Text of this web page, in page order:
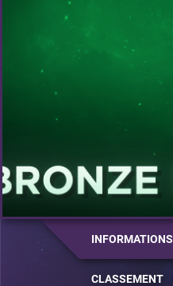
INFORMATIONS
CLASSEMENT